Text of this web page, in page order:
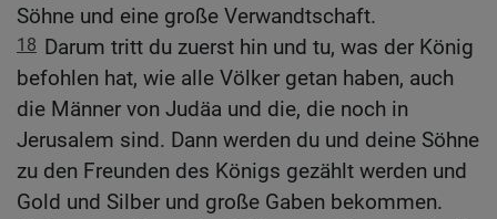
Söhne und eine große Verwandtschaft.
18 Darum tritt du zuerst hin und tu, was der König
befohlen hat, wie alle Völker getan haben, auch
die Männer von Judäa und die, die noch in
Jerusalem sind. Dann werden du und deine Söhne
zu den Freunden des Königs gezählt werden und
Gold und Silber und große Gaben bekommen.